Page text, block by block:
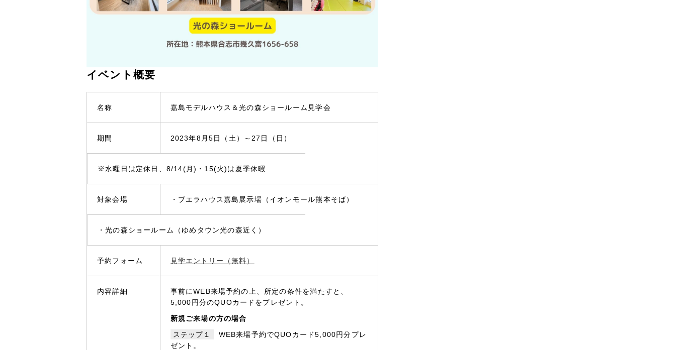
イベント概要
名称 嘉島モデルハウス＆光の森ショールーム見学会
期間 2023年8月5日（土）～27日（日）
※水曜日は定休日、8/14(月)・15(火)は夏季休暇
対象会場 ・ブエラハウス嘉島展示場（イオンモール熊本そば）
・光の森ショールーム（ゆめタウン光の森近く）
予約フォーム 見学エントリー（無料）
内容詳細
事前にWEB来場予約の上、所定の条件を満たすと、
5,000円分のQUOカードをプレゼント。
新規ご来場の方の場合
ステップ１
WEB来場予約でQUOカード5,000円分プレ
ゼント。